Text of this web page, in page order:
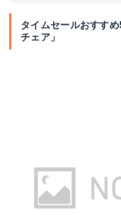
タイムセールおすす
チェア」